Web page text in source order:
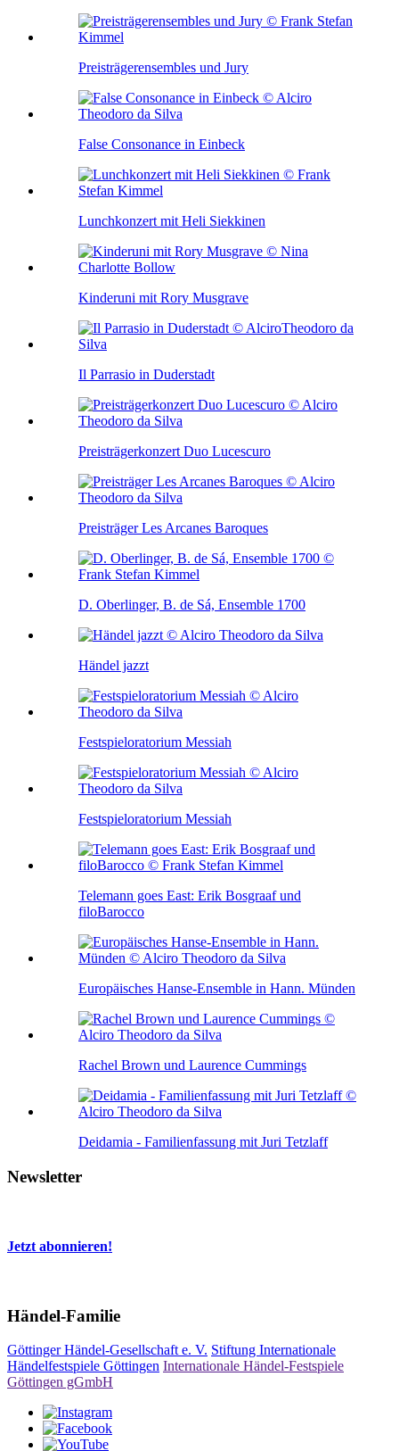
Preisträgerensembles und Jury
False Consonance in Einbeck
Lunchkonzert mit Heli Siekkinen
Kinderuni mit Rory Musgrave
Il Parrasio in Duderstadt
Preisträgerkonzert Duo Lucescuro
Preisträger Les Arcanes Baroques
D. Oberlinger, B. de Sá, Ensemble 1700
Händel jazzt
Festspieloratorium Messiah
Festspieloratorium Messiah
Telemann goes East: Erik Bosgraaf und
filoBarocco
Europäisches Hanse-Ensemble in Hann. Münden
Rachel Brown und Laurence Cummings
Deidamia - Familienfassung mit Juri Tetzlaff
Newsletter
Jetzt abonnieren!
Händel-Familie
Göttinger Händel-Gesellschaft e. V. Stiftung Internationale
Händelfestspiele Göttingen Internationale Händel-Festspiele
Göttingen gGmbH